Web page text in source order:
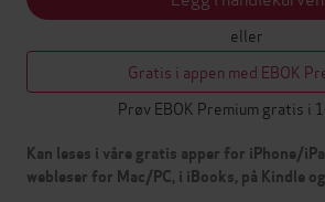
eller
Gratis i appen med EBOK
Prøv EBOK Premium gratis i
Kan leses i våre gratis apper for iPhone/
webleser for Mac/PC, i iBooks, på Kindle